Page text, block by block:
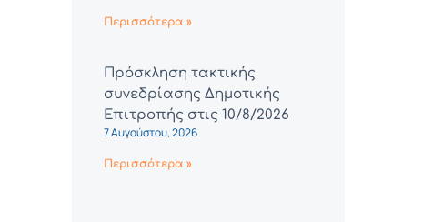
Περισσότερα »
Πρόσκληση τακτικής
συνεδρίασης Δημοτικής
Επιτροπής στις 10/8/2026
7 Αυγούστου, 2026
Περισσότερα »